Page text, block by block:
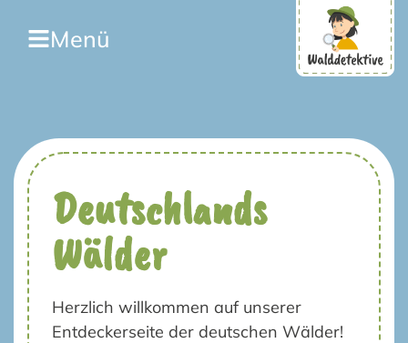
Menü
Deutschlands
Wälder
Herzlich willkommen auf unserer
Entdeckerseite der deutschen Wälder!